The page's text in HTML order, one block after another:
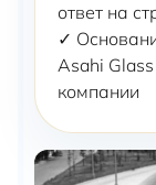
ответ на
✓
Asahi
компании